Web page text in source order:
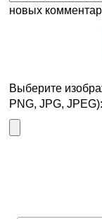
новых
Выберите
PNG, JPG, JPEG):